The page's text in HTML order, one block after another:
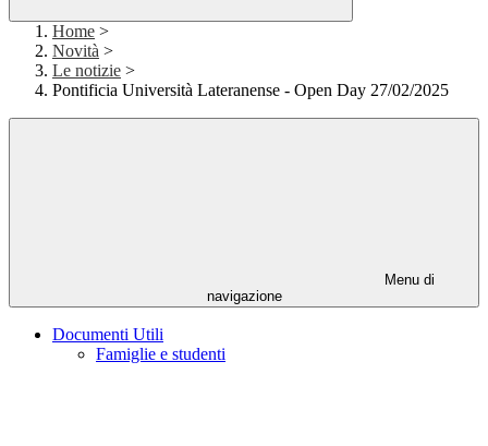
Home >
Novità >
Le notizie >
Pontificia Università Lateranense - Open Day 27/02/2025
Menu di
navigazione
Documenti Utili
Famiglie e studenti